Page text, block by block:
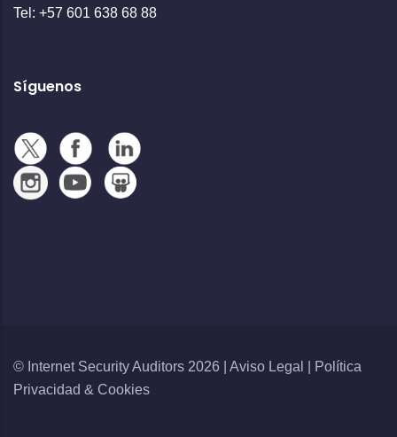
Tel: +57 601 638 68 88
Síguenos
© Internet Security Auditors 2026 | Aviso Legal
Política
Privacidad & Cookies